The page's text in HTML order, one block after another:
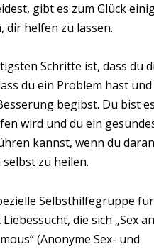
gibt es zum Glück
dir helfen zu lassen.
Schritte ist, dass du
du ein Problem hast
begibst. Du bist
wird und du ein
kannst, wenn du daran
zu heilen.
Selbsthilfegruppe für
die sich „Sex
(Anonyme Sex- und